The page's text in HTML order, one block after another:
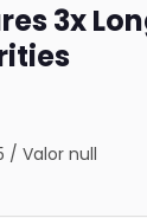
3x
/Valor null